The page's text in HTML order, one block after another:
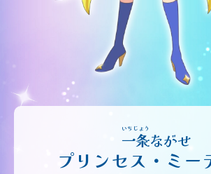
一条ながせ
プリンセス・ミー
一条ながせ
一条ながせ
一条ながせ